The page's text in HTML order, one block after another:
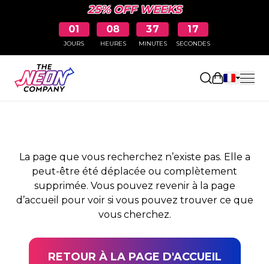
25% OFF WEEKS
01
JOURS
08
HEURES
37
MINUTES
17
SECONDES
Ouvrir le
PAGE NON TROUVÉE
La page que vous recherchez n’existe pas. Elle a
peut-être été déplacée ou complètement
supprimée. Vous pouvez revenir à la page
d’accueil pour voir si vous pouvez trouver ce que
vous cherchez.
RETOUR À LA PAGE D'ACCUEIL